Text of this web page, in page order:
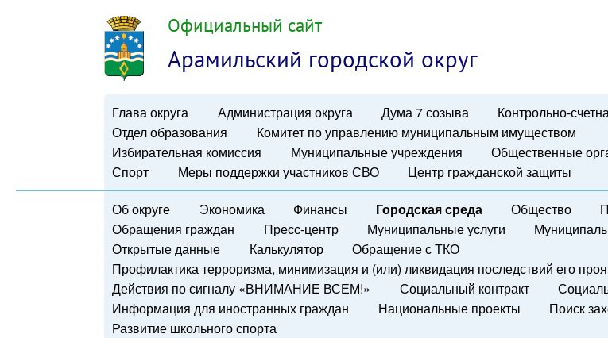
Официальный сайт
Арамильский городской округ
Глава округа Администрация округа Дума 7 созыва
Контрольно-
Отдел образования
Комитет по управлению муниципальным имуществом
Избирательная комиссия
Муниципальные учреждения Общественные
Спорт
Меры поддержки участников СВО Центр гражданской защиты
Об округе Экономика Финансы Городская среда Общество
Обращения граждан
Пресс-центр Муниципальные услуги
Открытые данные
Калькулятор
Обращение с ТКО
Профилактика терроризма, минимизация и (или) ликвидация последствий его
Действия по сигналу «ВНИМАНИЕ ВСЕМ!»
Социальный контракт
Информация для иностранных граждан
Национальные проекты Поиск
Развитие школьного спорта